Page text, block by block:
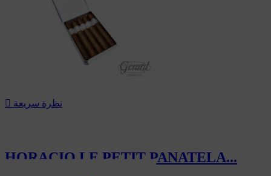
 نظرة سريعة
HORACIO LE PETIT PANATELA...